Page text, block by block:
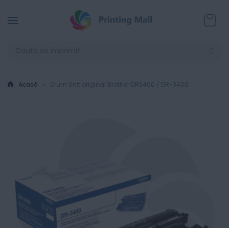
Acasă Drum Unit original Brother DR3400 / DR-3400